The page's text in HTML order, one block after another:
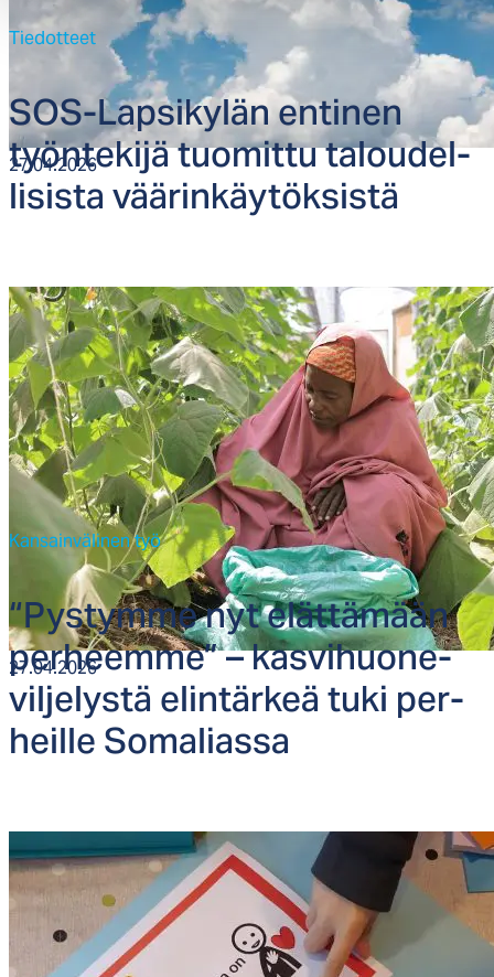
27.04.2026
Tiedotteet
SOS-Lap­si­ky­län en­ti­nen
työn­te­ki­jä tuo­mit­tu ta­lou­del­
li­sis­ta vää­rin­käy­tök­sis­tä
27.04.2026
Kansainvälinen työ
“Pys­tym­me nyt elät­tä­mään
per­heem­me” – kas­vi­huo­ne­
vil­je­lys­tä elin­tär­keä tu­ki per­
heil­le So­ma­lias­sa